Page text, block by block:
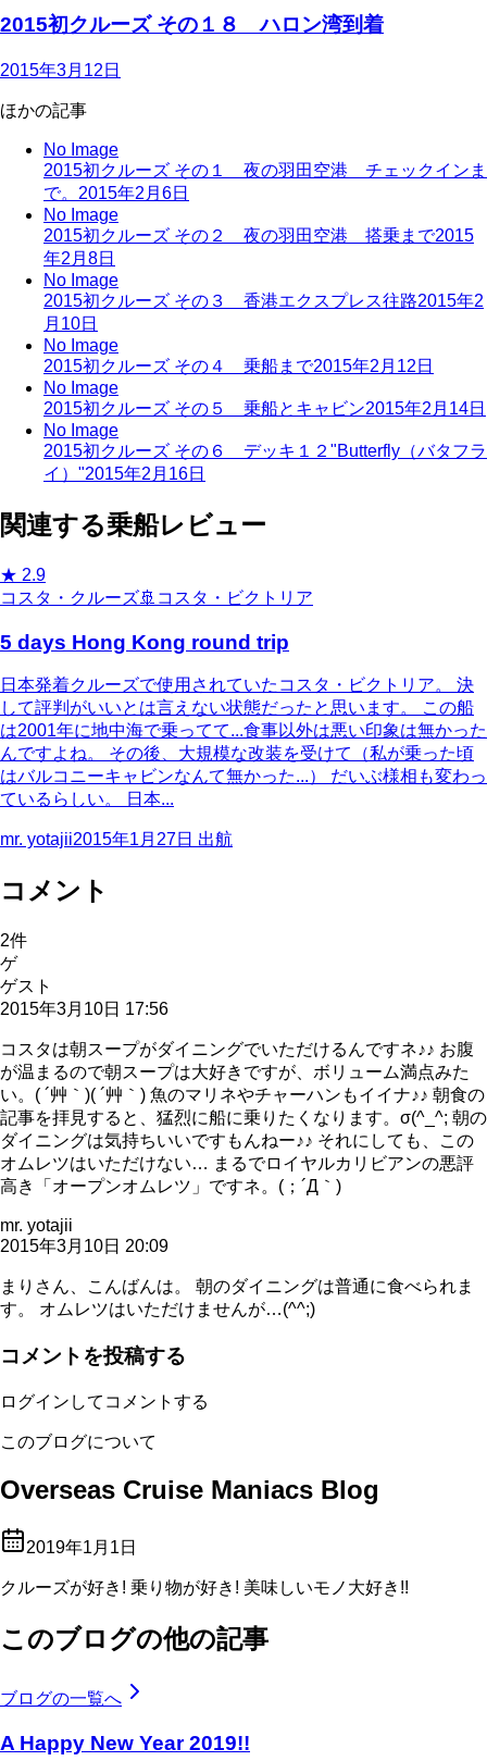
2015初クルーズ その１８ ハロン湾到着
2015年3月12日
ほかの記事
No Image
2015初クルーズ その１ 夜の羽田空港 チェックインま
で。 2015年2月6日
No Image
2015初クルーズ その２ 夜の羽田空港 搭乗まで2015
年2月8日
No Image
2015初クルーズ その３ 香港エクスプレス往路2015年2
月10日
No Image
2015初クルーズ その４ 乗船まで2015年2月12日
No Image
2015初クルーズ その５ 乗船とキャビン2015年2月14日
No Image
2015初クルーズ その６ デッキ１２"Butterfly（バタフラ
イ）"2015年2月16日
関連する乗船レビュー
★ 2.9
コスタ・クルーズ🚢 コスタ・ビクトリア
5 days Hong Kong round trip
日本発着クルーズで使用されていたコスタ・ビクトリア。 決
して評判がいいとは言えない状態だったと思います。 この船
は2001年に地中海で乗ってて...食事以外は悪い印象は無かった
んですよね。 その後、大規模な改装を受けて（私が乗った頃
はバルコニーキャビンなんて無かった...） だいぶ様相も変わっ
ているらしい。 日本...
mr. yotajii2015年1月27日 出航
コメント
2件
ゲ
ゲスト
2015年3月10日 17:56
コスタは朝スープがダイニングでいただけるんですネ♪♪ お腹
が温まるので朝スープは大好きですが、ボリューム満点みた
い。( ´艸｀)( ´艸｀) 魚のマリネやチャーハンもイイナ♪♪ 朝食の
記事を拝見すると、猛烈に船に乗りたくなります。σ(^_^; 朝の
ダイニングは気持ちいいですもんねー♪♪ それにしても、この
オムレツはいただけない… まるでロイヤルカリビアンの悪評
高き「オープンオムレツ」ですネ。(；´Д｀)
mr. yotajii
2015年3月10日 20:09
まりさん、こんばんは。 朝のダイニングは普通に食べられま
す。 オムレツはいただけませんが…(^^;)
コメントを投稿する
ログインしてコメントする
このブログについて
Overseas Cruise Maniacs Blog
2019年1月1日
クルーズが好き! 乗り物が好き! 美味しいモノ大好き!!
このブログの他の記事
ブログの一覧へ
A Happy New Year 2019!!